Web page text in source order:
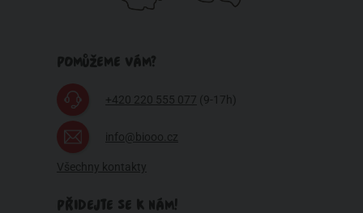
POMŮŽEME VÁM?
+420 220 555 077 (9-17h)
info@biooo.cz
Všechny kontakty
PŘIDEJTE SE K NÁM!